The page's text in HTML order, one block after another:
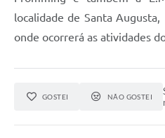
localidade de Santa
onde ocorrerá as atividades
GOSTEI NÃO GOSTEI